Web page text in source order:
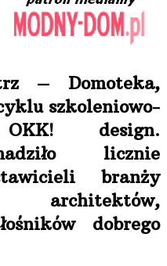
– Domoteka,
szkoleniowo-
OKK! design.
licznie
branży
dobrego